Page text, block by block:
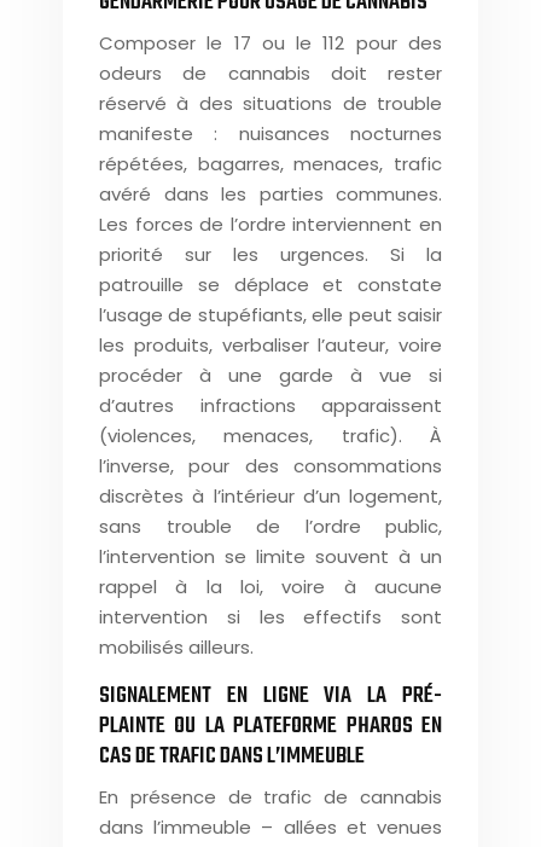
Composer le 17 ou le 112 pour des
odeurs de cannabis doit rester
réservé à des situations de trouble
manifeste : nuisances nocturnes
répétées, bagarres, menaces, trafic
avéré dans les parties communes.
Les forces de l’ordre interviennent en
priorité sur les urgences. Si la
patrouille se déplace et constate
l’usage de stupéfiants, elle peut saisir
les produits, verbaliser l’auteur, voire
procéder à une garde à vue si
d’autres infractions apparaissent
(violences, menaces, trafic). À
l’inverse, pour des consommations
discrètes à l’intérieur d’un logement,
sans trouble de l’ordre public,
l’intervention se limite souvent à un
rappel à la loi, voire à aucune
intervention si les effectifs sont
mobilisés ailleurs.
SIGNALEMENT EN LIGNE VIA LA PRÉ-
PLAINTE OU LA PLATEFORME PHAROS EN
CAS DE TRAFIC DANS L’IMMEUBLE
En présence de trafic de cannabis
dans l’immeuble – allées et venues